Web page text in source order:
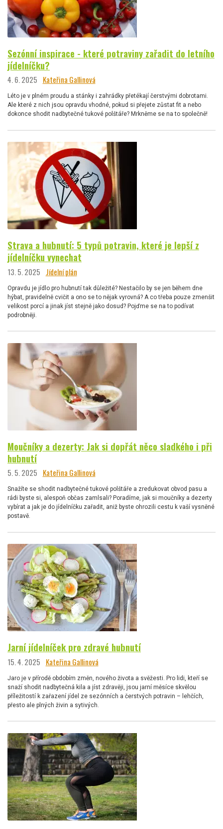
Sezónní inspirace - které potraviny zařadit do letního
jídelníčku?
4. 6. 2025 Kateřina Gallinová
Léto je v plném proudu a stánky i zahrádky přetékají čerstvými dobrotami.
Ale které z nich jsou opravdu vhodné, pokud si přejete zůstat fit a nebo
dokonce shodit nadbytečné tukové polštáře? Mrkněme se na to společně!
Strava a hubnutí: 5 typů potravin, které je lepší z
jídelníčku vynechat
13. 5. 2025 Jídelní plán
Opravdu je jídlo pro hubnutí tak důležité? Nestačilo by se jen během dne
hýbat, pravidelně cvičit a ono se to nějak vyrovná? A co třeba pouze zmenšit
velikost porcí a jinak jíst stejně jako dosud? Pojďme se na to podívat
podrobněji.
Moučníky a dezerty: Jak si dopřát něco sladkého i při
hubnutí
5. 5. 2025 Kateřina Gallinová
Snažíte se shodit nadbytečné tukové polštáře a zredukovat obvod pasu a
rádi byste si, alespoň občas zamlsali? Poradíme, jak si moučníky a dezerty
vybírat a jak je do jídelníčku zařadit, aniž byste ohrozili cestu k vaší vysněné
postavě.
Jarní jídelníček pro zdravé hubnutí
15. 4. 2025 Kateřina Gallinová
Jaro je v přírodě obdobím změn, nového života a svěžesti. Pro lidi, kteří se
snaží shodit nadbytečná kila a jíst zdravěji, jsou jarní měsíce skvělou
příležitostí k zařazení jídel ze sezónních a čerstvých potravin – lehčích,
přesto ale plných živin a sytivých.